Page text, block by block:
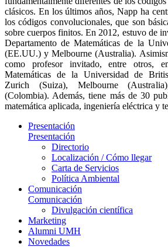
clásicos. En los últimos años, Napp ha
los códigos convolucionales, que son
sobre cuerpos finitos. En 2012, estuvo de
Departamento de Matemáticas de la
(EE.UU.) y Melbourne (Australia).
como profesor invitado, entre otros,
Matemáticas de la Universidad de
Zurich (Suiza), Melbourne
(Colombia). Además, tiene más de 30
matemática aplicada, ingeniería eléctrica y
Presentación
Presentación
Directorio
Localización / Cómo llegar
Carta de Servicios
Política Ambiental
Comunicación
Comunicación
Divulgación científica
Marketing
Alumni UMH
Novedades